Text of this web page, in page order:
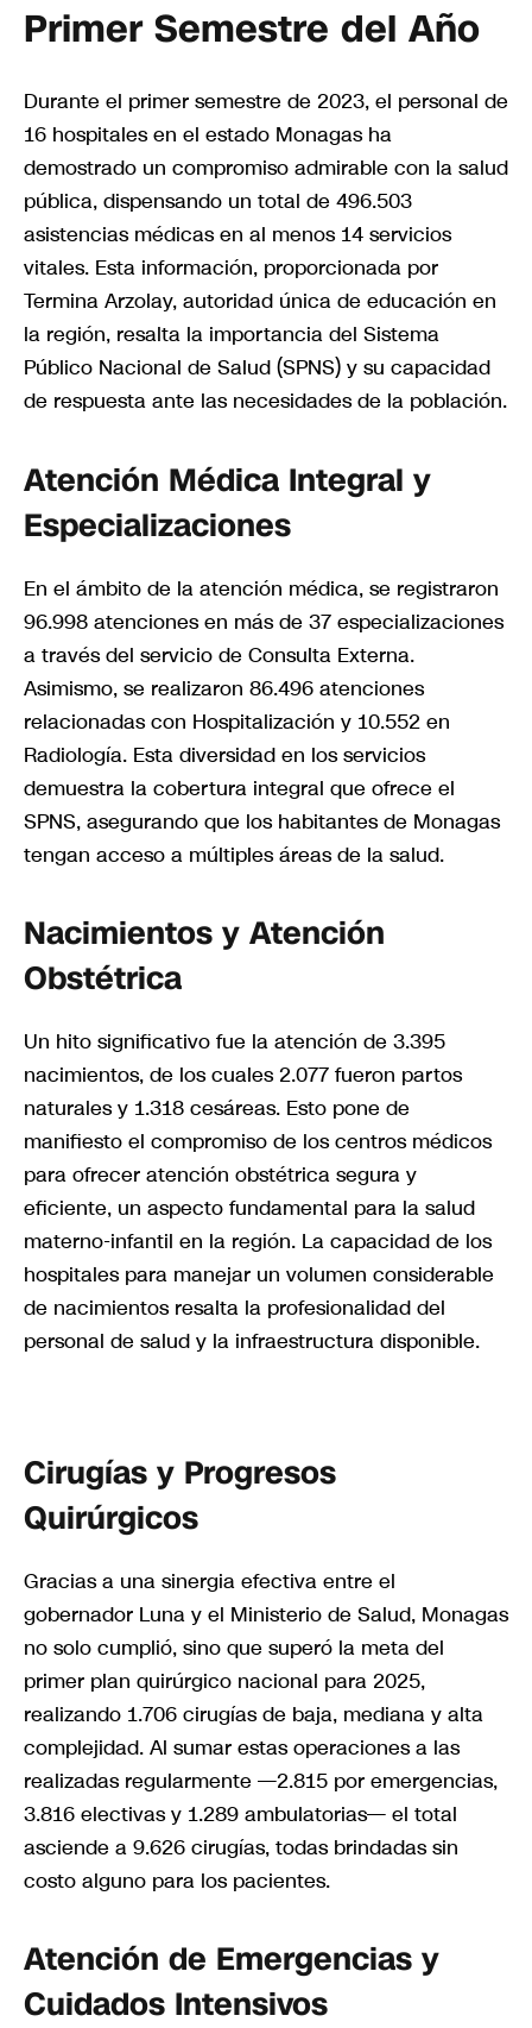
Primer Semestre del Año
Durante el primer semestre de 2023, el personal de
16 hospitales en el estado Monagas ha
demostrado un compromiso admirable con la salud
pública, dispensando un total de 496.503
asistencias médicas en al menos 14 servicios
vitales. Esta información, proporcionada por
Termina Arzolay, autoridad única de educación en
la región, resalta la importancia del Sistema
Público Nacional de Salud (SPNS) y su capacidad
de respuesta ante las necesidades de la población.
Atención Médica Integral y
Especializaciones
En el ámbito de la atención médica, se registraron
96.998 atenciones en más de 37 especializaciones
a través del servicio de Consulta Externa.
Asimismo, se realizaron 86.496 atenciones
relacionadas con Hospitalización y 10.552 en
Radiología. Esta diversidad en los servicios
demuestra la cobertura integral que ofrece el
SPNS, asegurando que los habitantes de Monagas
tengan acceso a múltiples áreas de la salud.
Nacimientos y Atención
Obstétrica
Un hito significativo fue la atención de 3.395
nacimientos, de los cuales 2.077 fueron partos
naturales y 1.318 cesáreas. Esto pone de
manifiesto el compromiso de los centros médicos
para ofrecer atención obstétrica segura y
eficiente, un aspecto fundamental para la salud
materno-infantil en la región. La capacidad de los
hospitales para manejar un volumen considerable
de nacimientos resalta la profesionalidad del
personal de salud y la infraestructura disponible.
Cirugías y Progresos
Quirúrgicos
Gracias a una sinergia efectiva entre el
gobernador Luna y el Ministerio de Salud, Monagas
no solo cumplió, sino que superó la meta del
primer plan quirúrgico nacional para 2025,
realizando 1.706 cirugías de baja, mediana y alta
complejidad. Al sumar estas operaciones a las
realizadas regularmente —2.815 por emergencias,
3.816 electivas y 1.289 ambulatorias— el total
asciende a 9.626 cirugías, todas brindadas sin
costo alguno para los pacientes.
Atención de Emergencias y
Cuidados Intensivos